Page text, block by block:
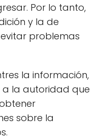
Por lo tanto,
y la de
problemas
la información,
a la autoridad que
sobre la